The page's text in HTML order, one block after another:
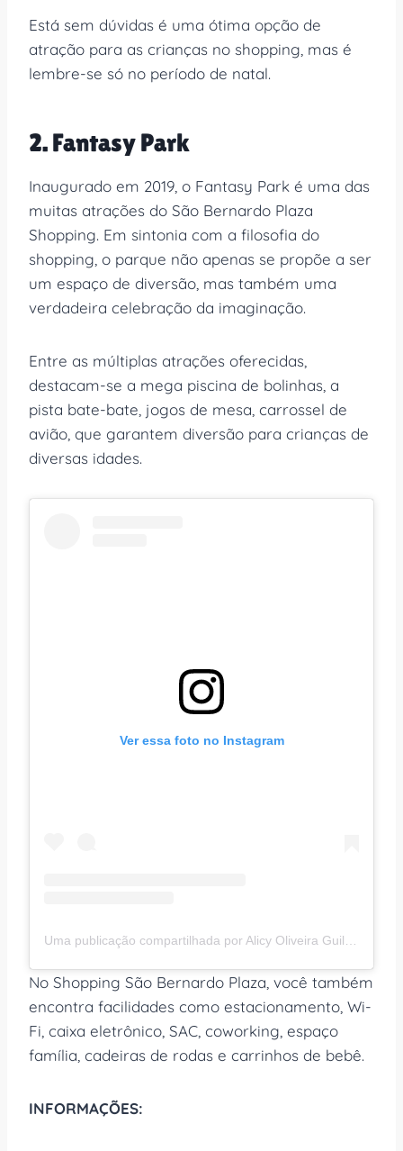
Está sem dúvidas é uma ótima opção de
atração para as crianças no shopping, mas é
lembre-se só no período de natal.
2. Fantasy Park
Inaugurado em 2019, o Fantasy Park é uma das
muitas atrações do São Bernardo Plaza
Shopping. Em sintonia com a filosofia do
shopping, o parque não apenas se propõe a ser
um espaço de diversão, mas também uma
verdadeira celebração da imaginação.
Entre as múltiplas atrações oferecidas,
destacam-se a mega piscina de bolinhas, a
pista bate-bate, jogos de mesa, carrossel de
avião, que garantem diversão para crianças de
diversas idades.
Ver essa foto no Instagram
No Shopping São Bernardo Plaza, você também
encontra facilidades como estacionamento, Wi-
Fi, caixa eletrônico, SAC, coworking, espaço
família, cadeiras de rodas e carrinhos de bebê.
INFORMAÇÕES: